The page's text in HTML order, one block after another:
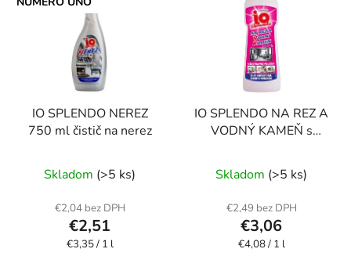
IO SPLENDO NEREZ
750 ml čistič na nerez
Skladom (>5 ks)
€2,04 bez DPH
€2,51
Jednotková
€3,35 / 1 l
IO SPLENDO NA REZ A
VODNÝ KAMEŇ s
odstraňovač vodného
kameňahodnotenie
produktu
je
1,0
Skladom (>5 ks)
€2,49 bez DPH
€3,06
Jednotková
€4,08 / 1 l